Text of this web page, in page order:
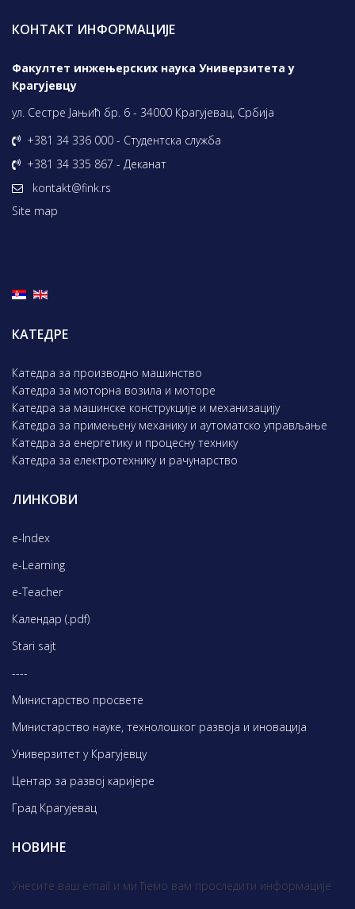
КОНТАКТ ИНФОРМАЦИЈЕ
Факултет инжењерских наука Универзитета у
Крагујевцу
ул. Сестре Јањић бр. 6 - 34000 Крагујевац, Србија
+381 34 336 000 - Студентска служба
+381 34 335 867 - Деканат
kontakt@fink.rs
Site map
КАТЕДРЕ
Катедра за производно машинство
Катедра за моторна возила и моторе
Катедра за машинске конструкције и механизацију
Катедра за примењену механику и аутоматско управљање
Катедра за енергетику и процесну технику
Катедра за електротехнику и рачунарство
ЛИНКОВИ
e-Index
e-Learning
e-Teacher
Календар (.pdf)
Stari sajt
----
Министарство просвете
Министарство науке, технолошког развоја и иновација
Универзитет у Крагујевцу
Центар за развој каријере
Град Крагујевац
НОВИНЕ
Унесите ваш email и ми ћемо вам проследити информације